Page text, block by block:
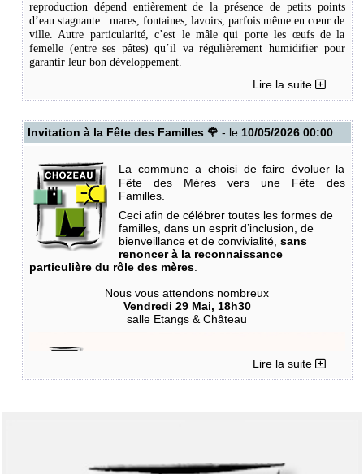
Le ventilateur et le marc de café consumé sont de bonnes solutions.
Pour information, j’ai suivi ces recommandations depuis 2 ans et il
y a très peu de moustiques tigres (vu moins de 5 au jardin et 0 sur
ma terrasse ces 2 dernières semaines)
reproduction dépend entièrement de la présence de petits points
d’eau stagnante : mares, fontaines, lavoirs, parfois même en cœur de
ville. Autre particularité, c’est le mâle qui porte les œufs de la
femelle (entre ses pâtes) qu’il va régulièrement humidifier pour
garantir leur bon développement.
Pour l’instant il a été repéré dans le haut Poisieu, rue des pluses.
Si vous avez la chance d’avoir ce crapaud dans votre jardin,
n’hésitez pas à nous faire remonter l’information : mail de la
communesecretariat.general@mairie-chozeau.frou celui du
gestionnaire ENS Nord Isère benjamin.balme@isere.fr.
Pour les curieux, voici le chant mélodieux de l’Alyte :Vidéos Bing
Lire la suite
Invitation à la Fête des Familles 🌹 - le 10/05/2026 00:00
La commune a choisi de faire évoluer la
Fête des Mères vers une Fête des
Familles.
Ceci afin de célébrer toutes les formes de
familles, dans un esprit d’inclusion, de
bienveillance et de convivialité, sans
renoncer à la reconnaissance
particulière du rôle des mères
Nous vous attendons nombreux
Vendredi 29 Mai, 18h30
salle Etangs & Château
Lire la suite